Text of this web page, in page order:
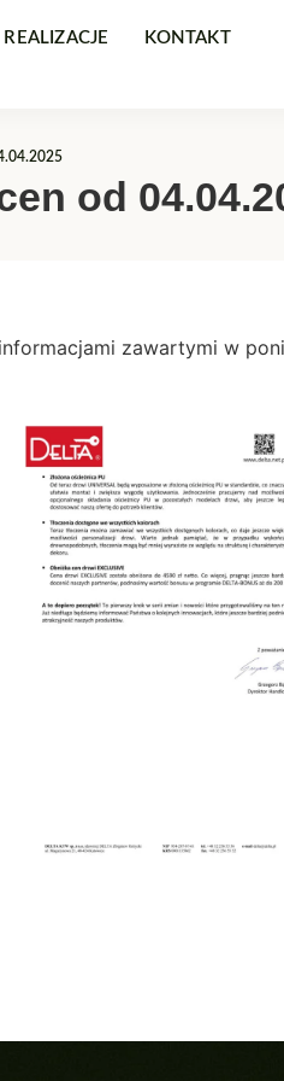
REALIZACJE KONTAKT
od
zawartymi w